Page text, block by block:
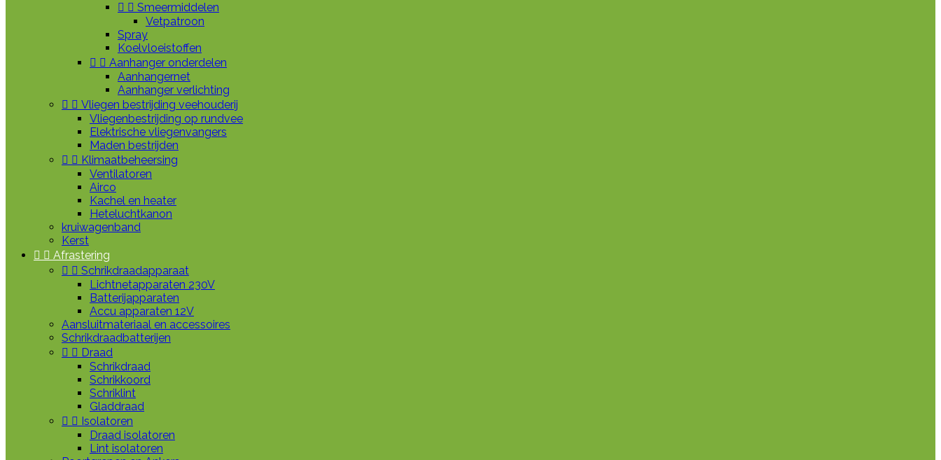
  Smeermiddelen
Vetpatroon
Spray
Koelvloeistoffen
  Aanhanger onderdelen
Aanhangernet
Aanhanger verlichting
  Vliegen bestrijding veehouderij
Vliegenbestrijding op rundvee
Elektrische vliegenvangers
Maden bestrijden
  Klimaatbeheersing
Ventilatoren
Airco
Kachel en heater
Heteluchtkanon
kruiwagenband
Kerst
  Afrastering
  Schrikdraadapparaat
Lichtnetapparaten 230V
Batterijapparaten
Accu apparaten 12V
Aansluitmateriaal en accessoires
Schrikdraadbatterijen
  Draad
Schrikdraad
Schrikkoord
Schriklint
Gladdraad
  Isolatoren
Draad isolatoren
Lint isolatoren